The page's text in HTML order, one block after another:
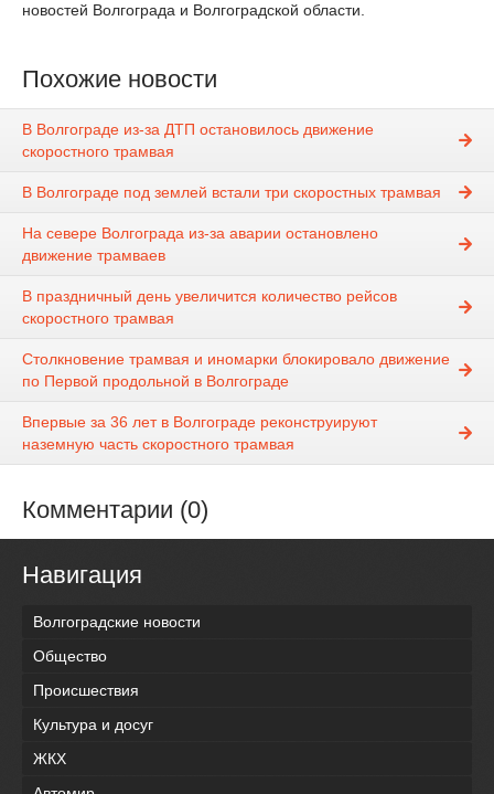
новостей Волгограда и Волгоградской области.
Похожие новости
В Волгограде из-за ДТП остановилось движение
скоростного трамвая
В Волгограде под землей встали три скоростных трамвая
На севере Волгограда из-за аварии остановлено
движение трамваев
В праздничный день увеличится количество рейсов
скоростного трамвая
Столкновение трамвая и иномарки блокировало движение
по Первой продольной в Волгограде
Впервые за 36 лет в Волгограде реконструируют
наземную часть скоростного трамвая
Комментарии (0)
Навигация
Волгоградские новости
Общество
Происшествия
Культура и досуг
ЖКХ